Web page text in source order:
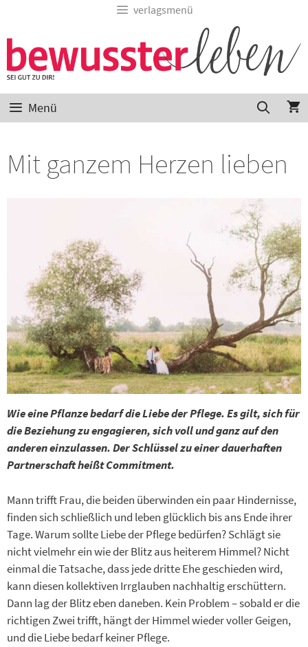
verlagsmenü
Menü
Mit ganzem Herzen lieben
Wie eine Pflanze bedarf die Liebe der Pflege. Es gilt, sich für
die Beziehung zu engagieren, sich voll und ganz auf den
anderen einzulassen. Der Schlüssel zu einer dauerhaften
Partnerschaft heißt Commitment.
Mann trifft Frau, die beiden überwinden ein paar Hindernisse,
finden sich schließlich und leben glücklich bis ans Ende ihrer
Tage. Warum sollte Liebe der Pflege bedürfen? Schlägt sie
nicht vielmehr ein wie der Blitz aus heiterem Himmel? Nicht
einmal die Tatsache, dass jede dritte Ehe geschieden wird,
kann diesen kollektiven Irrglauben nachhaltig erschüttern.
Dann lag der Blitz eben daneben. Kein Problem – sobald er die
richtigen Zwei trifft, hängt der Himmel wieder voller Geigen,
und die Liebe bedarf keiner Pflege.